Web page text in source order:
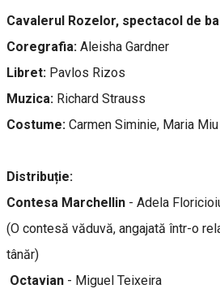
Cavalerul Rozelor, spectacol de
Coregrafia: Aleisha Gardner
Libret: Pavlos Rizos
Muzica: Richard Strauss
Costume: Carmen Siminie, Maria Miu
Distribuție:
Contesa Marchellin - Adela
(O contesă văduvă, angajată într-o
tânăr)
Octavian - Miguel Teixeira